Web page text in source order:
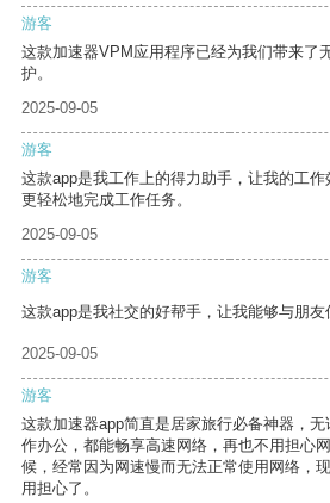
游客
这款加速器VPM应用程序已经为我们带来了
护。
2025-09-05
游客
这款app是我工作上的得力助手，让我的工
更轻松地完成工作任务。
2025-09-05
游客
这款app是我社交的好帮手，让我能够与朋友
2025-09-05
游客
这款加速器app简直是居家旅行必备神器，
作办公，都能畅享高速网络，再也不用担心
候，经常因为网速慢而无法正常使用网络，
用担心了。